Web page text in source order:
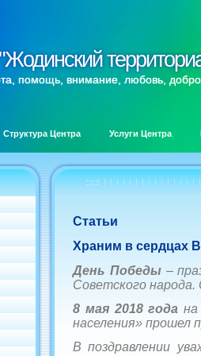
помощь, внимание, любовь, добро
Структура Центра Услуги Центра
:: ::
Статьи
Храним в сердцах
День Победы–
Советского
8 мая 2018 года на
населения» прошел
В поздравлении